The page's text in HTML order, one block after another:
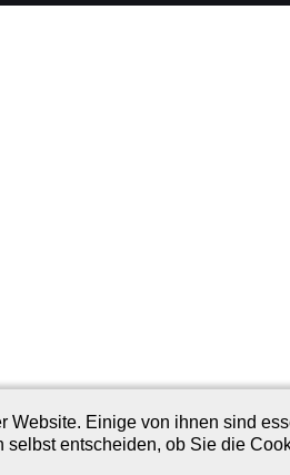
Website. Einige von ihnen sind
selbst entscheiden, ob Sie die